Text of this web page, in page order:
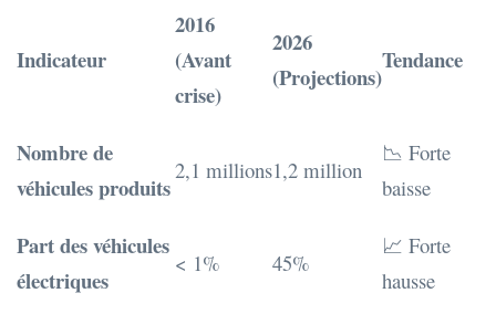
Indicateur
2016
(Avant
crise)
2026
(Projections)
Tendance
Nombre de
véhicules produits
2,1 millions1,2 million
📉 Forte
baisse
Part des véhicules
électriques
< 1% 45%
📈 Forte
hausse